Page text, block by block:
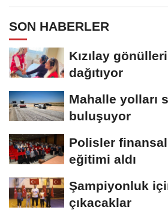
SON HABERLER
Kızılay
dağıtıyor
Mahalle yolları
buluşuyor
Polisler
eğitimi aldı
Şampiyonluk
çıkacaklar